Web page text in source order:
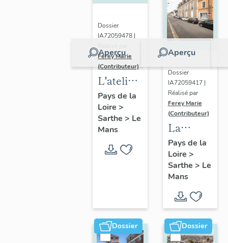
Aperçu
Dossier
IA72059478 |
Ferey Marie
(Contributeur)
L'atelier
de
sculpteur-
ornemaniste
Pays de la
Loire >
Sarthe > Le
Mans
Aperçu
Dossier
IA72059417 |
Réalisé par
Ferey Marie
(Contributeur)
La
société
Pellier et
Frères
Pays de la
Loire >
Sarthe > Le
Mans
Dossier Dossier